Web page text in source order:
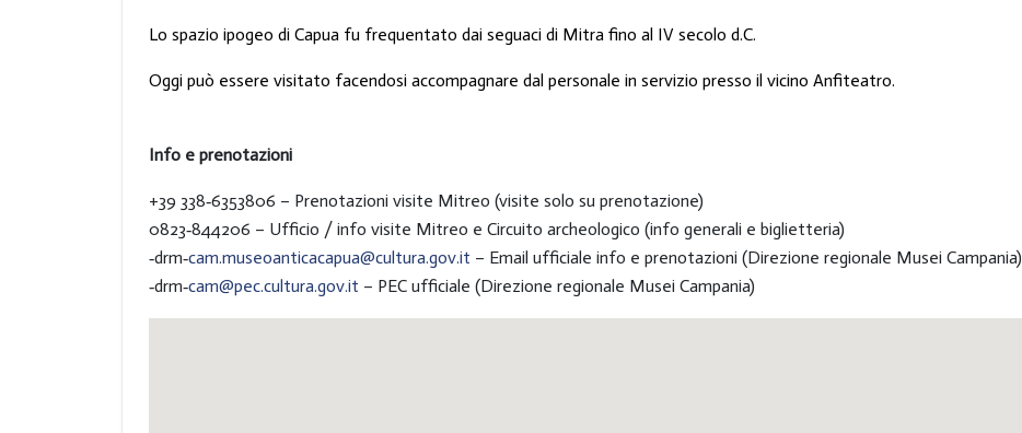
Lo spazio ipogeo di Capua fu frequentato dai seguaci di Mitra fino al IV secolo d.C.
Oggi può essere visitato facendosi accompagnare dal personale in servizio presso il vicino Anfiteatro.
Info e prenotazioni
+39 338‑6353806 – Prenotazioni visite Mitreo (visite solo su prenotazione)
0823‑844206 – Ufficio / info visite Mitreo e Circuito archeologico (info generali e biglietteria)
‑drm‑cam.museoanticacapua@cultura.gov.it – Email ufficiale info e prenotazioni (Direzione regionale Musei Campania)
‑drm‑cam@pec.cultura.gov.it – PEC ufficiale (Direzione regionale Musei Campania)